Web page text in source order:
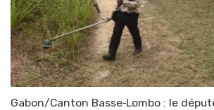
Gabon/Canton Basse‑Lombo : le